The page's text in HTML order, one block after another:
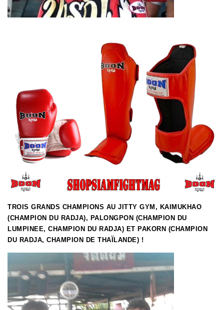
TROIS GRANDS CHAMPIONS AU JITTY GYM, KAIMUKHAO
(CHAMPION DU RADJA), PALONGPON (CHAMPION DU
LUMPINEE, CHAMPION DU RADJA) ET PAKORN (CHAMPION
DU RADJA, CHAMPION DE THAÏLANDE) !